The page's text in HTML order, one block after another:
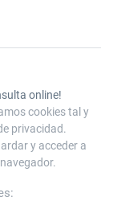
online!
cookies tal y
privacidad.
y acceder a